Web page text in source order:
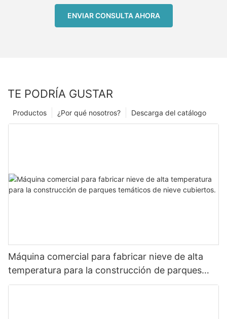
ENVIAR CONSULTA AHORA
TE PODRÍA GUSTAR
Descarga del catálogo
¿Por qué nosotros?
Productos
Máquina comercial para fabricar nieve de alta
temperatura para la construcción de parques
temáticos de nieve cubiertos.